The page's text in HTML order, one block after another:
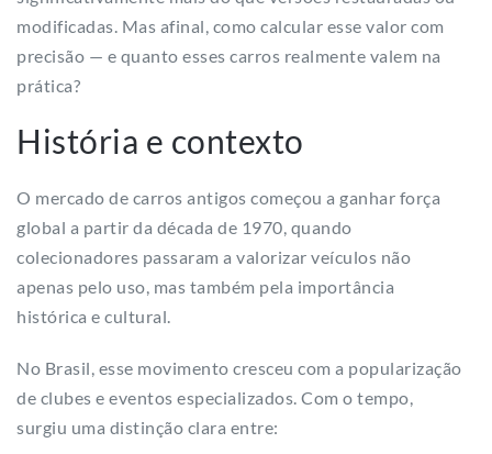
modificadas. Mas afinal, como calcular esse valor com
precisão — e quanto esses carros realmente valem na
prática?
História e contexto
O mercado de carros antigos começou a ganhar força
global a partir da década de 1970, quando
colecionadores passaram a valorizar veículos não
apenas pelo uso, mas também pela importância
histórica e cultural.
No Brasil, esse movimento cresceu com a popularização
de clubes e eventos especializados. Com o tempo,
surgiu uma distinção clara entre: